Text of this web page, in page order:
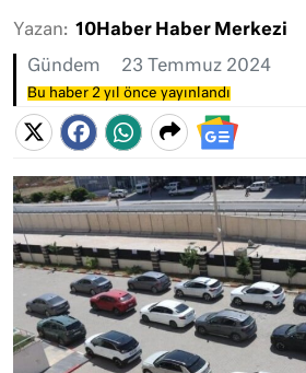
Yazan: 10Haber Haber Merkezi
Gündem 23 Temmuz 2024
Bu haber 2 yıl önce yayınlandı